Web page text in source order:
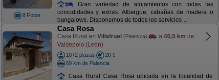
8 Fotos
Gran variedad de alojamientos con todas las
comodidades y extras. Albergue, cabañas de madera o
bungalows. Disponemos de todos los servicios ...
Casa Rosa
Casa Rural en Villafruel (Palencia) a 40,5 km de
Valdepolo (León)
10+2 plazas
20 €
69 km de Palencia
Casa Rural Casa Rosa ubicada en la localidad de